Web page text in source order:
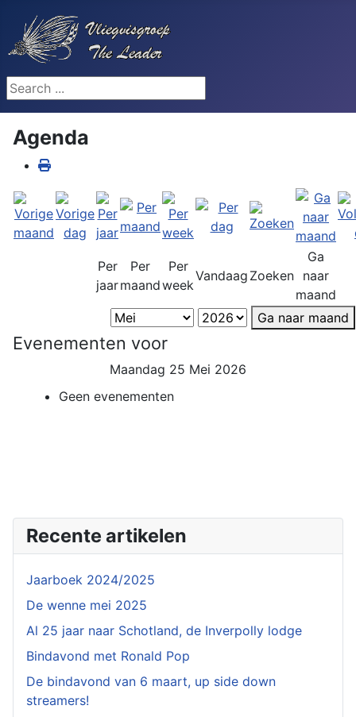
Search ...
Agenda
Per
jaar
Per
maand
Per
week
Vandaag Zoeken
Ga
naar
maand
Ga naar maand
Evenementen voor
Maandag 25 Mei 2026
Geen evenementen
Recente artikelen
Jaarboek 2024/2025
De wenne mei 2025
Al 25 jaar naar Schotland, de Inverpolly lodge
Bindavond met Ronald Pop
De bindavond van 6 maart, up side down
streamers!